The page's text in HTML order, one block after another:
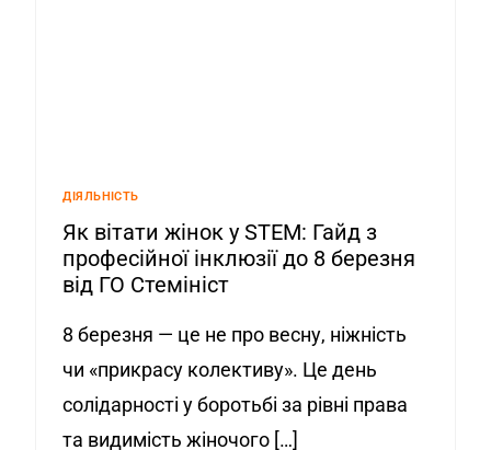
ДІЯЛЬНІСТЬ
Як вітати жінок у STEM: Гайд з
професійної інклюзії до 8 березня
від ГО Стемініст
8 березня — це не про весну, ніжність
чи «прикрасу колективу». Це день
солідарності у боротьбі за рівні права
та видимість жіночого […]